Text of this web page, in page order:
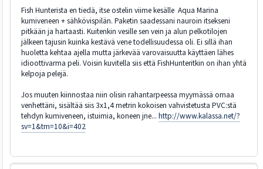
Fish Hunterista en tiedä, itse ostelin viime kesälle Aqua Marina
kumiveneen + sähkövispilän. Paketin saadessani nauroin itsekseni
pitkään ja hartaasti. Kuitenkin vesille sen vein ja alun pelkotilojen
jälkeen tajusin kuinka kestävä vene todellisuudessa oli. Ei sillä ihan
huoletta kehtaa ajella mutta järkevää varovaisuutta käyttäen lähes
idioottivarma peli. Voisin kuvitella siis että FishHunteritkin on ihan yhtä
kelpoja pelejä.
Jos muuten kiinnostaa niin olisin rahantarpeessa myymässä omaa
venhettäni, sisältää siis 3x1,4 metrin kokoisen vahvistetusta PVC:stä
tehdyn kumiveneen, istuimia, koneen jne... http://www.kalassa.net/?
sv=1&tm=10&i=402